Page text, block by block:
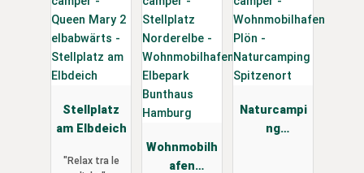
Stellplatz
am Elbdeich
"Relax tra le
Wohnmobilh
afen
Naturcampi
ng